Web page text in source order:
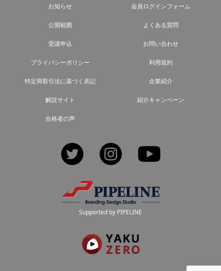
お知らせ 会員ログインフォーム
公開範囲 よくある質問
受講申込 お問い合わせ
プライバシーポリシー 利用規約
特定商取引法に基づく表記 企業紹介
解説サイト 紹介キャンペーン
合格者の声
Twitter Instagram
Supported by PIPELINE